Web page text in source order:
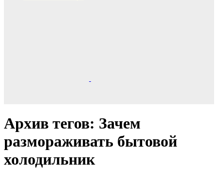
Архив тегов: Зачем
размораживать бытовой
холодильник